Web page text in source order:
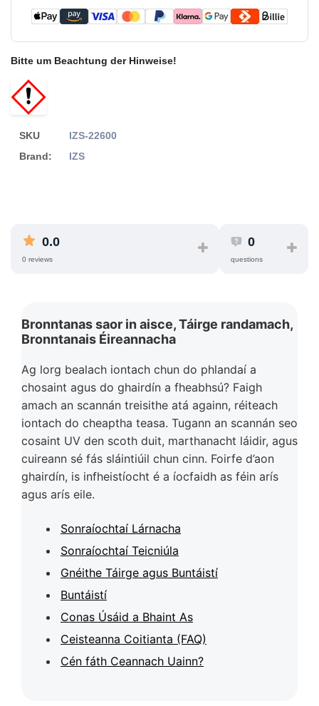
Bitte um Beachtung der Hinweise!
SKU
IZS-22600
Brand:
IZS
0.0
0 reviews
0
questions
Bronntanas saor in aisce, Táirge randamach,
Bronntanais Éireannacha
Ag lorg bealach iontach chun do phlandaí a
chosaint agus do ghairdín a fheabhsú? Faigh
amach an scannán treisithe atá againn, réiteach
iontach do cheaptha teasa. Tugann an scannán seo
cosaint UV den scoth duit, marthanacht láidir, agus
cuireann sé fás sláintiúil chun cinn. Foirfe d’aon
ghairdín, is infheistíocht é a íocfaidh as féin arís
agus arís eile.
Sonraíochtaí Lárnacha
Sonraíochtaí Teicniúla
Gnéithe Táirge agus Buntáistí
Buntáistí
Conas Úsáid a Bhaint As
Ceisteanna Coitianta (FAQ)
Cén fáth Ceannach Uainn?